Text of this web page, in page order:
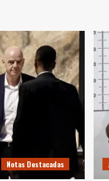
Notas Destacadas